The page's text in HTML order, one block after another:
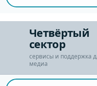
Четвёртый
сектор
сервисы и поддержка
медиа